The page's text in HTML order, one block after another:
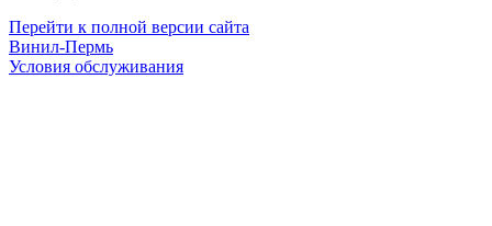
Перейти к полной версии сайта
Винил-Пермь
Условия обслуживания